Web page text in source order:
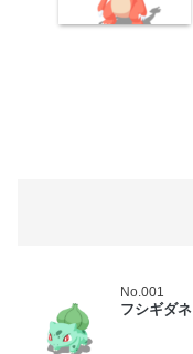
No.001
フシギダネ